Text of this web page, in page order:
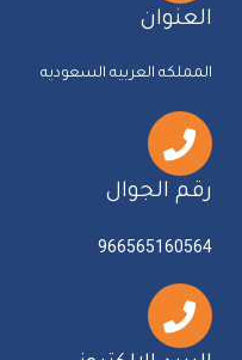
العنوان
المملكه العربيه السعوديه
رقم الجوال
966565160564